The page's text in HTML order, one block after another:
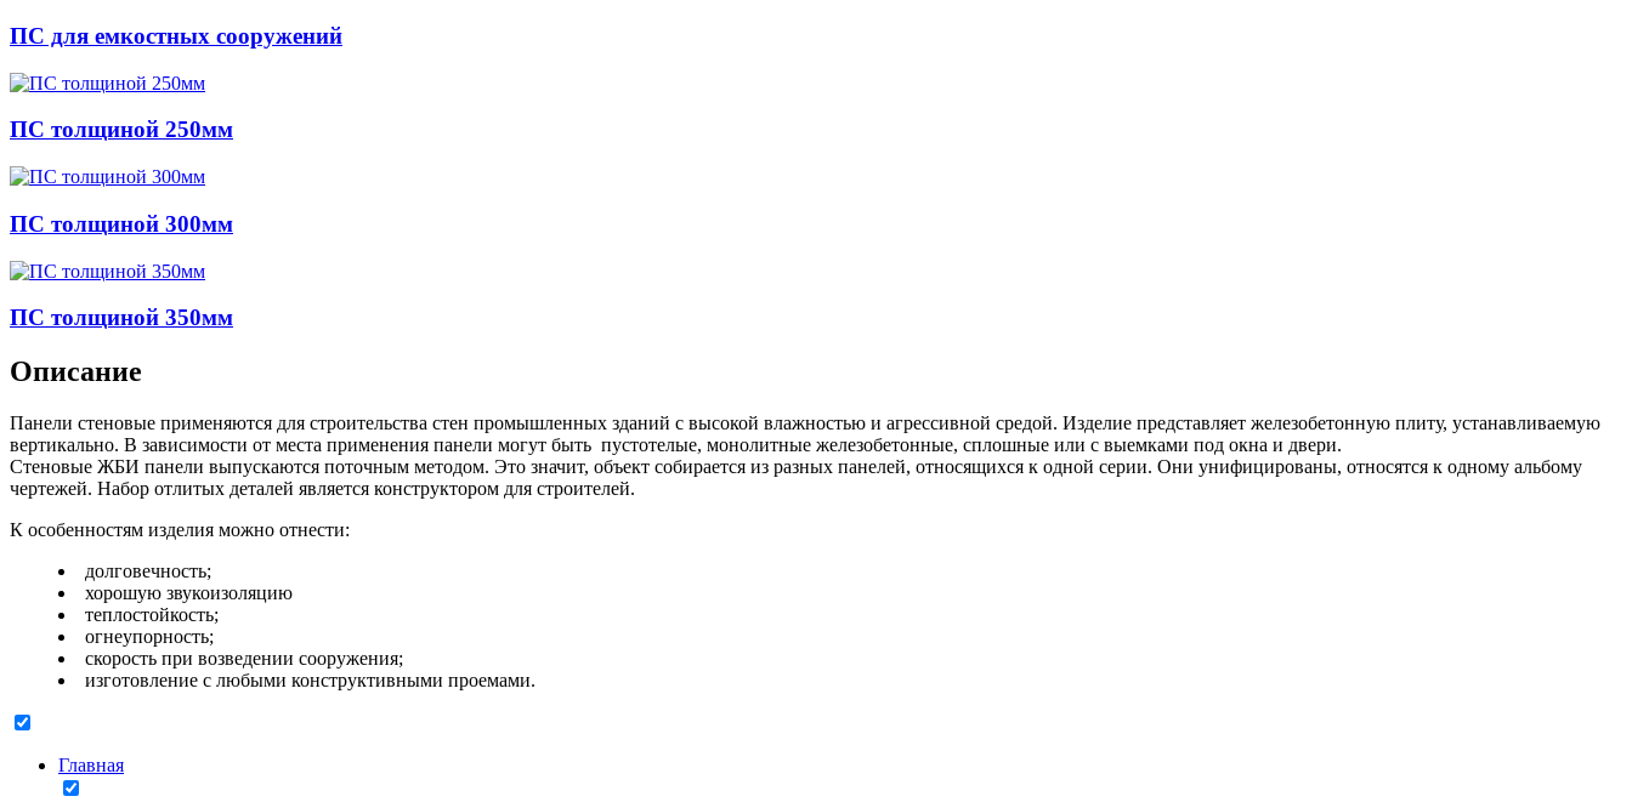
ПС для емкостных сооружений
ПС толщиной 250мм
ПС толщиной 300мм
ПС толщиной 350мм
Описание
Панели стеновые применяются для строительства стен промышленных зданий с высокой влажностью и агрессивной средой. Изделие представляет железобетонную плиту, устанавливаемую
вертикально. В зависимости от места применения панели могут быть пустотелые, монолитные железобетонные, сплошные или с выемками под окна и двери.
Стеновые ЖБИ панели выпускаются поточным методом. Это значит, объект собирается из разных панелей, относящихся к одной серии. Они унифицированы, относятся к одному альбому
чертежей. Набор отлитых деталей является конструктором для строителей.
К особенностям изделия можно отнести:
долговечность;
хорошую звукоизоляцию
теплостойкость;
огнеупорность;
скорость при возведении сооружения;
изготовление с любыми конструктивными проемами.
Главная